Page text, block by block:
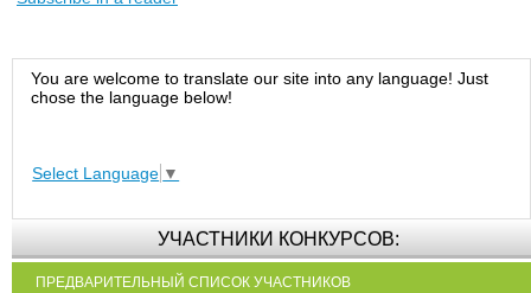
You are welcome to translate our site into any language! Just
chose the language below!
Select Language ▼
УЧАСТНИКИ КОНКУРСОВ:
ПРЕДВАРИТЕЛЬНЫЙ СПИСОК УЧАСТНИКОВ